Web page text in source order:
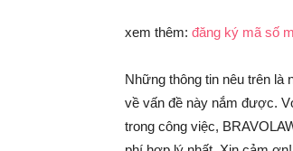
xem thêm: đăng ký mã số
Những thông tin nêu trên là
về vấn đề này nắm được.
trong công việc,